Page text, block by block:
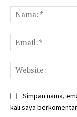
Simpan nama,
kali saya